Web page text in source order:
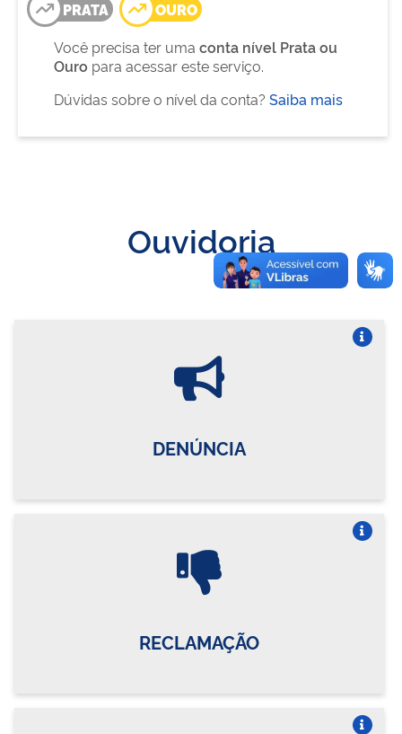
PRATA
OURO
Você precisa ter uma conta nível Prata ou
Ouro para acessar este serviço.
Dúvidas sobre o nível da conta? Saiba mais
Ouvidoria
DENÚNCIA
RECLAMAÇÃO